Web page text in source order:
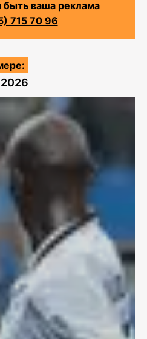
быть ваша реклама
715 70 96